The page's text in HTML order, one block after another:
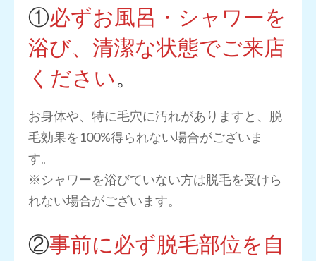
①必ずお風呂・シャワーを
浴び、清潔な状態でご来店
ください。
お身体や、特に毛穴に汚れがありますと、脱
毛効果を100%得られない場合がございま
す。
※シャワーを浴びていない方は脱毛を受けら
れない場合がございます。
②事前に必ず脱毛部位を自